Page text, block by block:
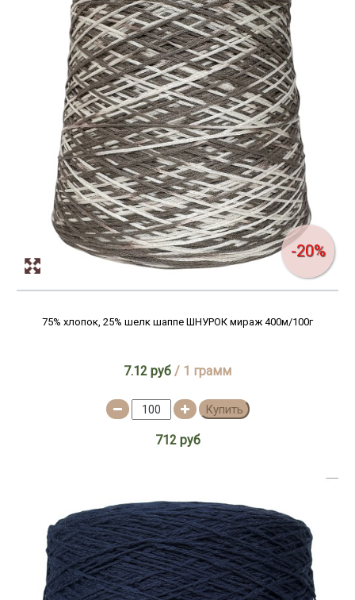
-20%
75% хлопок, 25% шелк шаппе ШНУРОК мираж 400м/100г
7.12 руб / 1 грамм
Купить
712 руб